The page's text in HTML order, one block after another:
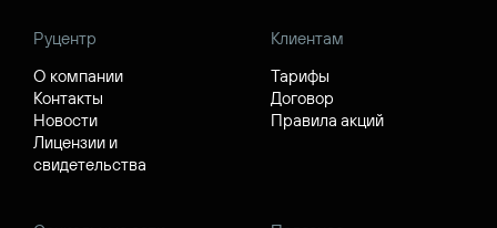
Руцентр
О компании
Контакты
Новости
Лицензии и
свидетельства
Клиентам
Тарифы
Договор
Правила акций